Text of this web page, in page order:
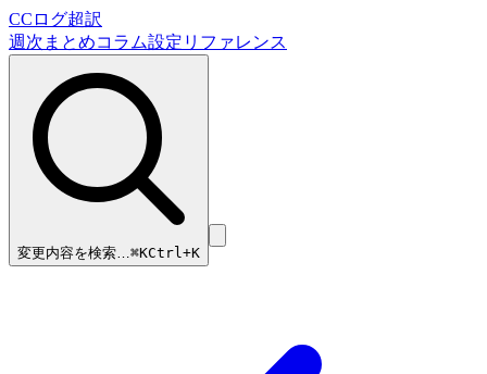
CCログ超訳
週次まとめコラム設定リファレンス
変更内容を検索…⌘KCtrl+K